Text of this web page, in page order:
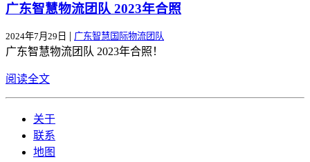
广东智慧物流团队 2023年合照
2024年7月29日 | 广东智慧国际物流团队
广东智慧物流团队 2023年合照！
阅读全文
关于
联系
地图